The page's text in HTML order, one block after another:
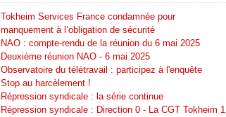
Tokheim Services France condamnée pour
manquement à l’obligation de sécurité
NAO : compte-rendu de la réunion du 6 mai 2025
Deuxième réunion NAO - 6 mai 2025
Observatoire du télétravail : participez à l'enquête
Stop au harcèlement !
Répression syndicale : la série continue
Répression syndicale : Direction 0 - La CGT Tokheim 1